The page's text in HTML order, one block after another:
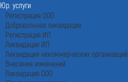
Юр. услуги
Регистрация ООО
Добровольная ликвидация
Регистрация ИП
Ликвидация ИП
Ликвидация некоммерческих организаций
Внесение изменений
Ликвидация ООО